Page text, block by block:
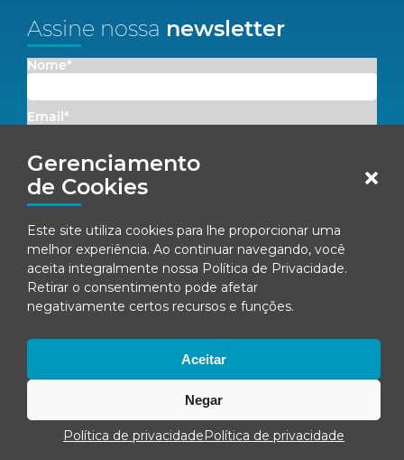
Gerenciamento
de Cookies
Este site utiliza cookies para lhe proporcionar uma
melhor experiência. Ao continuar navegando, você
aceita integralmente nossa Política de Privacidade.
Retirar o consentimento pode afetar
negativamente certos recursos e funções.
Aceitar
Negar
Política de privacidadePolítica de privacidade
Assine nossa newsletter
Nome*
Email*
Concordo em receber comunicações da Fenacon.
Ao se inscrever, você concorda com nossa Política de Privacidade
Todos os direitos reservados.
Política de privacidade